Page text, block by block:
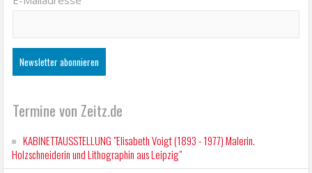
Termine von Zeitz.de
KABINETTAUSSTELLUNG "Elisabeth Voigt (1893 - 1977) Malerin.
Holzschneiderin und Lithographin aus Leipzig"